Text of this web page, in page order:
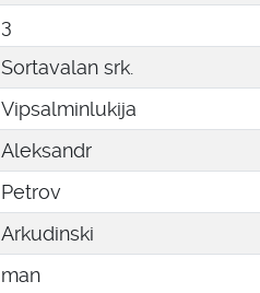
3
Sortavalan srk.
Vipsalminlukija
Aleksandr
Petrov
Arkudinski
man